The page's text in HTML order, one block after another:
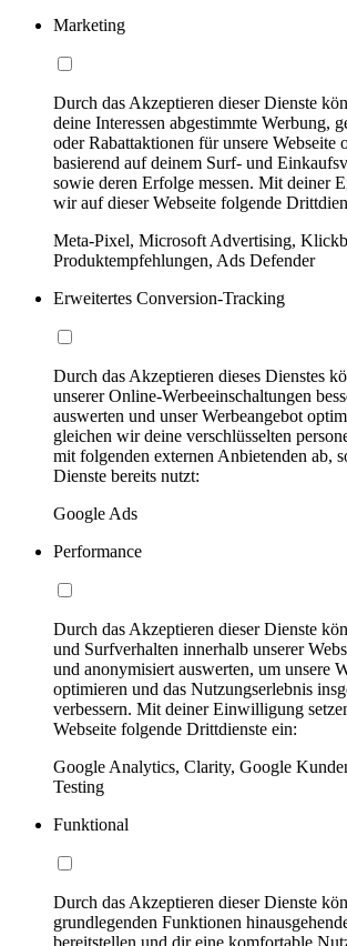
Marketing
Durch das Akzeptieren dieser Dienste
deine Interessen abgestimmte Werbung,
oder Rabattaktionen für unsere Webseite
basierend auf deinem Surf- und
sowie deren Erfolge messen. Mit deiner
wir auf dieser Webseite folgende
Meta-Pixel, Microsoft Advertising,
Produktempfehlungen, Ads Defender
Erweitertes Conversion-Tracking
Durch das Akzeptieren dieses Dienstes
unserer Online-Werbeeinschaltungen
auswerten und unser Werbeangebot
gleichen wir deine verschlüsselten
mit folgenden externen Anbietenden ab,
Dienste bereits nutzt:
Google Ads
Performance
Durch das Akzeptieren dieser Dienste
und Surfverhalten innerhalb unserer
und anonymisiert auswerten, um unsere
optimieren und das Nutzungserlebnis
verbessern. Mit deiner Einwilligung
Webseite folgende Drittdienste ein:
Google Analytics, Clarity, Google
Testing
Funktional
Durch das Akzeptieren dieser Dienste
grundlegenden Funktionen
bereitstellen und dir eine komfortable